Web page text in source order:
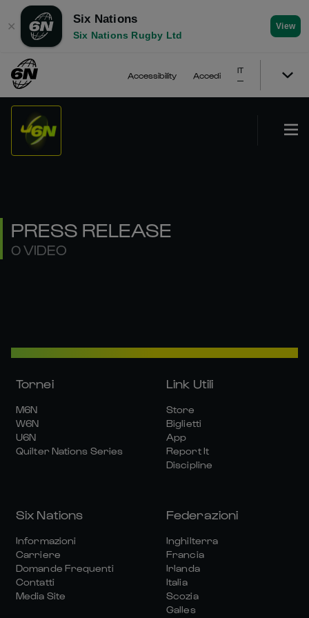
✕
Six Nations
Six Nations Rugby Ltd
View
Accessibility Accedi
IT
PRESS RELEASE
0 VIDEO
Tornei
M6N
W6N
U6N
Quilter Nations Series
Link Utili
Store
Biglietti
App
Report It
Discipline
Six Nations
Informazioni
Carriere
Domande Frequenti
Contatti
Media Site
Federazioni
Inghilterra
Francia
Irlanda
Italia
Scozia
Galles